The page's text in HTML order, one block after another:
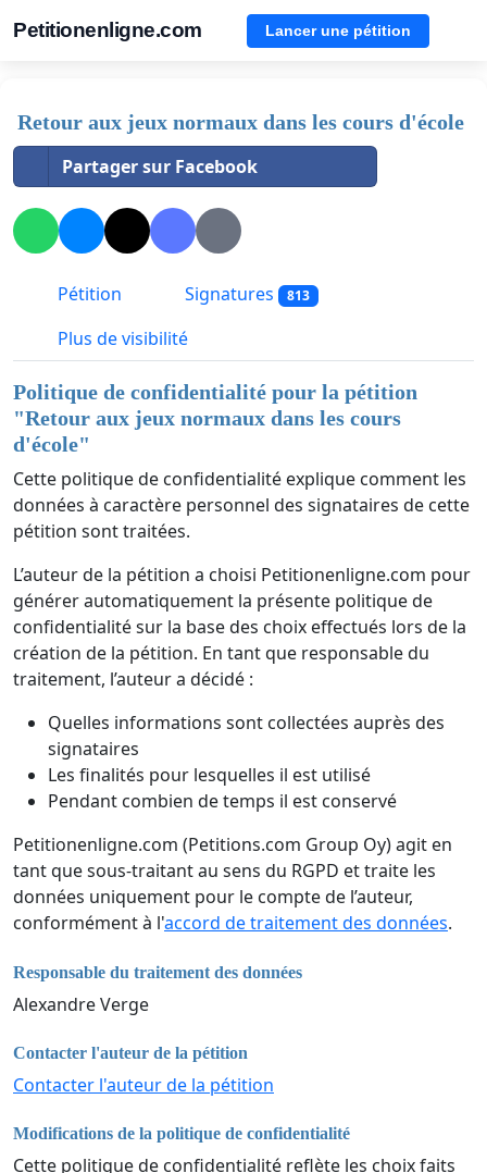
Petitionenligne.com Lancer une pétition
Retour aux jeux normaux dans les cours d'école
Partager sur Facebook
Pétition Signatures 813
Plus de visibilité
Politique de confidentialité pour la pétition
"Retour aux jeux normaux dans les cours
d'école"
Cette politique de confidentialité explique comment les
données à caractère personnel des signataires de cette
pétition sont traitées.
L’auteur de la pétition a choisi Petitionenligne.com pour
générer automatiquement la présente politique de
confidentialité sur la base des choix effectués lors de la
création de la pétition. En tant que responsable du
traitement, l’auteur a décidé :
Quelles informations sont collectées auprès des
signataires
Les finalités pour lesquelles il est utilisé
Pendant combien de temps il est conservé
Petitionenligne.com (Petitions.com Group Oy) agit en
tant que sous-traitant au sens du RGPD et traite les
données uniquement pour le compte de l’auteur,
conformément à l'accord de traitement des données.
Responsable du traitement des données
Alexandre Verge
Contacter l'auteur de la pétition
Contacter l'auteur de la pétition
Modifications de la politique de confidentialité
Cette politique de confidentialité reflète les choix faits